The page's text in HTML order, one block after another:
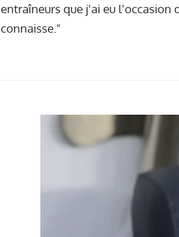
entraîneurs que j'ai eu l'occasion
connaisse."